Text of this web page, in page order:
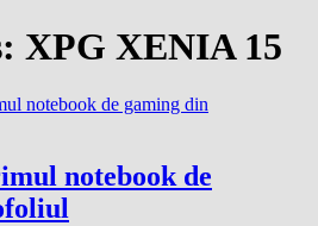
XPG XENIA 15
notebook de